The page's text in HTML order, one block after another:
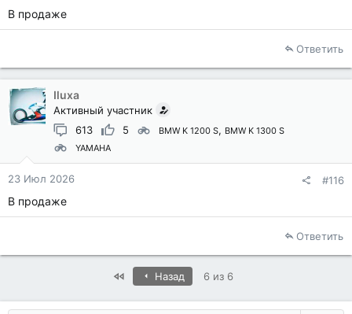
В продаже
Ответить
Iluxa
Активный участник
613
5 BMW K 1200 S
BMW K 1300 S
YAMAHA
23 Июл 2026 #116
В продаже
Ответить
First Назад 6 из 6